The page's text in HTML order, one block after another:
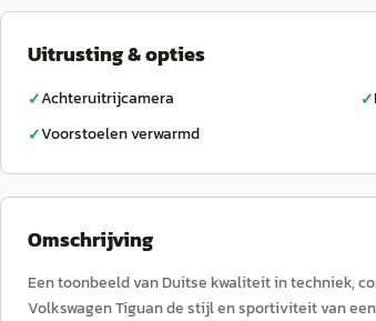
Uitrusting & opties
✓Achteruitrijcamera ✓
✓Voorstoelen verwarmd
Omschrijving
Een toonbeeld van Duitse kwaliteit in techniek,
Volkswagen Tiguan de stijl en sportiviteit van